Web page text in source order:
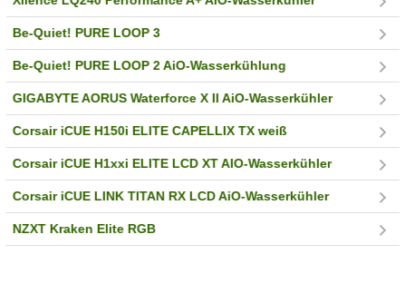
Be-Quiet! PURE LOOP 3
Be-Quiet! PURE LOOP 2 AiO-Wasserkühlung
GIGABYTE AORUS Waterforce X II AiO-Wasserkühler
Corsair iCUE H150i ELITE CAPELLIX TX weiß
Corsair iCUE H1xxi ELITE LCD XT AIO-Wasserkühler
Corsair iCUE LINK TITAN RX LCD AiO-Wasserkühler
NZXT Kraken Elite RGB